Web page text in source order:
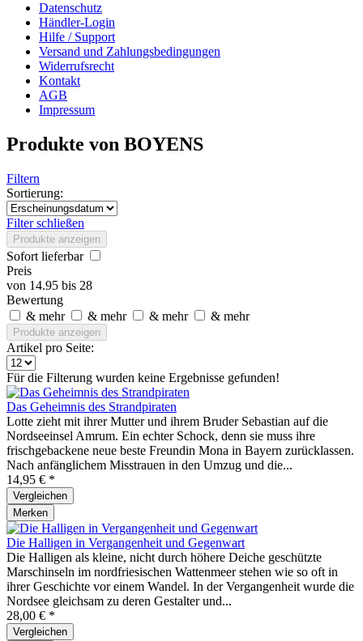
Datenschutz
Händler-Login
Hilfe / Support
Versand und Zahlungsbedingungen
Widerrufsrecht
Kontakt
AGB
Impressum
Produkte von BOYENS
Filtern
Sortierung:
Filter schließen
Produkte anzeigen
Sofort lieferbar
Preis
von 14.95 bis 28
Bewertung
& mehr
& mehr & mehr & mehr
Produkte anzeigen
Artikel pro Seite:
Für die Filterung wurden keine Ergebnisse gefunden!
Das Geheimnis des Strandpiraten
Lotte zieht mit ihrer Mutter und ihrem Bruder Sebastian auf die
Nordseeinsel Amrum. Ein echter Schock, denn sie muss ihre
frischgebackene neue beste Freundin Mona in Bayern zurücklassen.
Nach anfänglichem Misstrauen in den Umzug und die...
14,95 € *
Vergleichen
Merken
Die Halligen in Vergangenheit und Gegenwart
Die Halligen als kleine, nicht durch höhere Deiche geschützte
Marschinseln im nordfriesischen Wattenmeer stehen wie so oft in
ihrer Geschichte vor einem Wandel. In der Vergangenheit wurde die
Nordsee gleichsam zu deren Gestalter und...
28,00 € *
Vergleichen